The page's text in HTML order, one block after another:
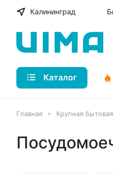
Калининград
Каталог
Главная Крупная